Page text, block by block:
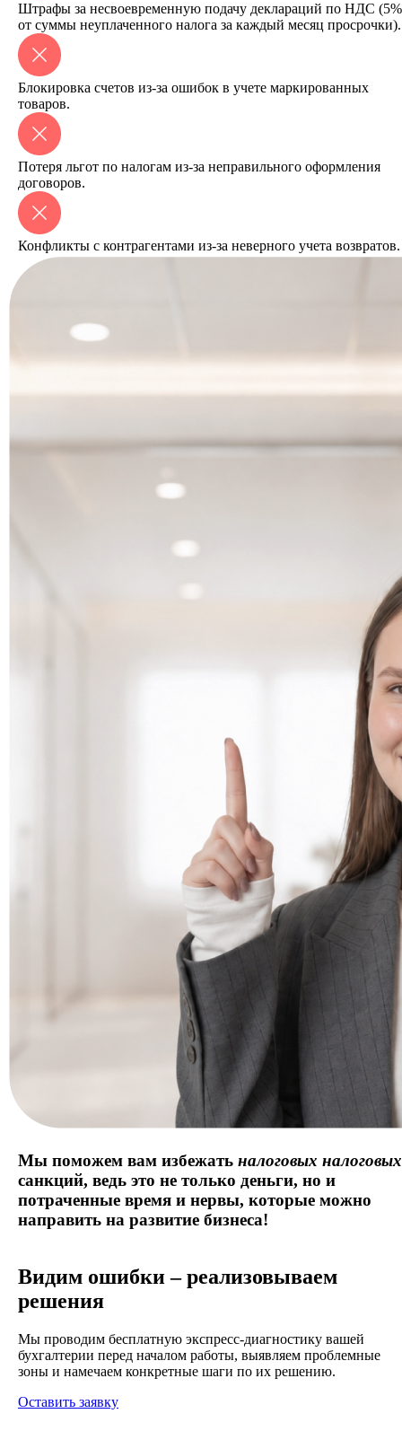
Штрафы за несвоевременную подачу деклараций по НДС (5%
от суммы неуплаченного налога за каждый месяц просрочки).
Блокировка счетов из-за ошибок в учете маркированных
товаров.
Потеря льгот по налогам из-за неправильного оформления
договоров.
Конфликты с контрагентами из-за неверного учета возвратов.
Мы поможем вам избежать налоговых налоговых
санкций, ведь это не только деньги, но и
потраченные время и нервы, которые можно
направить на развитие бизнеса!
Видим ошибки – реализовываем
решения
Мы проводим бесплатную экспресс-диагностику вашей
бухгалтерии перед началом работы, выявляем проблемные
зоны и намечаем конкретные шаги по их решению.
Оставить заявку